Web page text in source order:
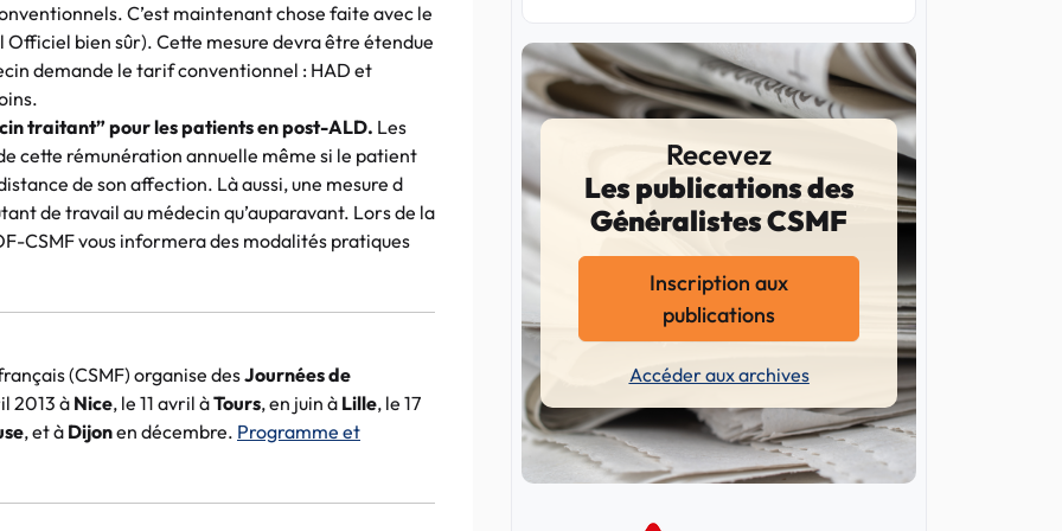
C’est maintenant chose faite avec le
bien sûr). Cette mesure devra être étendue
demande le tarif conventionnel : HAD et
traitant” pour les patients enpost-ALD. Les
cette rémunération annuelle même si le patient
de son affection. Là aussi, une mesure d
de travail au médecin qu’auparavant. Lors de la
CSMFvous informera des modalités pratiques
(CSMF) organise desJournées de
2013 à Nice, le 11 avril àTours, en juin à Lille, le 17
, et à Dijonen décembre. Programme et
Recevez
Les publications des
Généralistes CSMF
Inscription aux
publications
Accéder aux archives